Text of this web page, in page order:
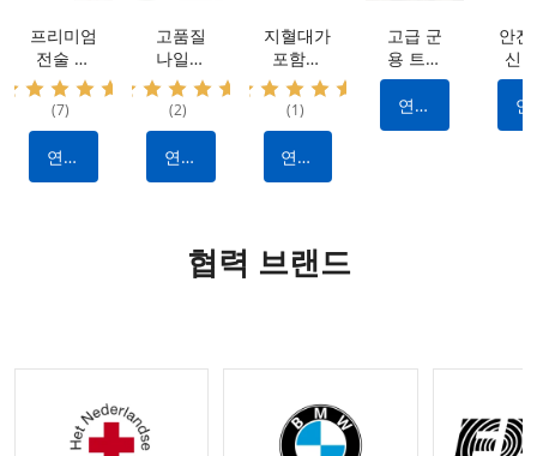
프리미엄
전술 키
트: 방수
나일론
소재, 휴
대용 및
다용도 |
수락
(7)
연락
하다
고품질
나일론
IFAK 전
술 키트:
출혈을
멈추기
위한 필
장비
(2)
연락
하다
지혈대가
포함된
전문가급
외상 응
급처치
키트: 출
혈 제어
일론 전
술 장비
(1)
연락
하다
고급 군
용 트라
우마 키
트: 방수
소재 |
연락
하다
안전
신
효율
출
어
연
하
협력 브랜드